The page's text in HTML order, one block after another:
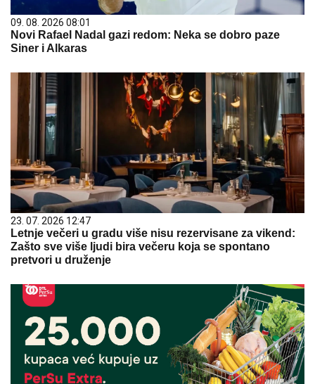
09. 08. 2026 08:01
Novi Rafael Nadal gazi redom: Neka se dobro paze
Siner i Alkaras
23. 07. 2026 12:47
Letnje večeri u gradu više nisu rezervisane za vikend:
Zašto sve više ljudi bira večeru koja se spontano
pretvori u druženje